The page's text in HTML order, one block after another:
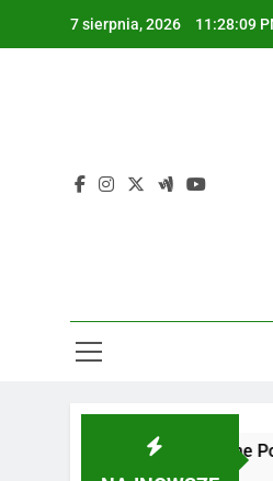
7 sierpnia, 2026 11:28:10
Żaluzje drewniane Poznań